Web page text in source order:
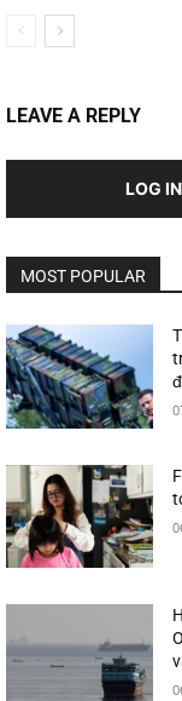
LEAVE A REPLY
LOG
MOST POPULAR